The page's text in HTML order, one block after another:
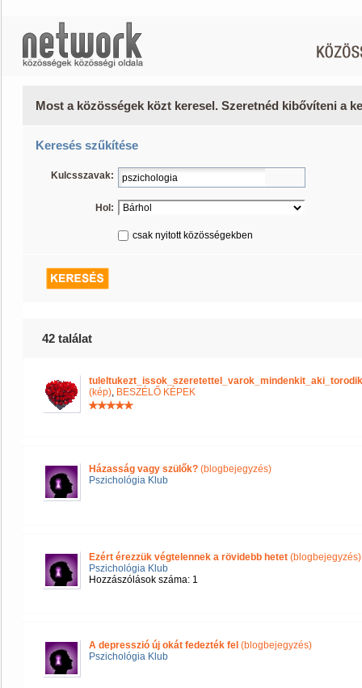
Most a közösségek közt keresel. Szeretnéd kibővíteni a
Keresés szűkítése
Kulcsszavak:
Hol:
csak nyitott közösségekben
42 találat
(kép), BESZÉLŐ KÉPEK
Házasság vagy szülők? (blogbejegyzés)
Pszichológia Klub
Ezért érezzük végtelennek a rövidebb hetet (blogbejegyzés)
Pszichológia Klub
Hozzászólások száma: 1
A depresszió új okát fedezték fel (blogbejegyzés)
Pszichológia Klub